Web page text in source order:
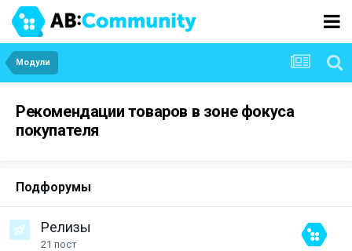
Модули
Рекомендации товаров в зоне фокуса
покупателя
Подфорумы
Релизы
21 пост